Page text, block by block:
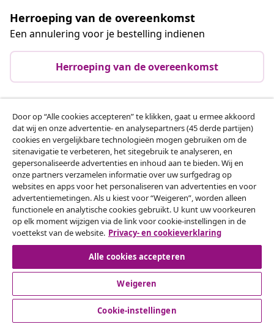
Herroeping van de overeenkomst
Een annulering voor je bestelling indienen
Herroeping van de overeenkomst
Klantenservice
Zakelijk
vidaXL
Ontdek meer
© 2008-2026 vidaXL www.vidaxl.nl is een website van vidaXL
Door op “Alle cookies accepteren” te klikken, gaat u ermee akkoord
dat wij en onze advertentie- en analysepartners (45 derde partijen)
cookies en vergelijkbare technologieën mogen gebruiken om de
sitenavigatie te verbeteren, het sitegebruik te analyseren, en
gepersonaliseerde advertenties en inhoud aan te bieden. Wij en
onze partners verzamelen informatie over uw surfgedrag op
websites en apps voor het personaliseren van advertenties en voor
advertentiemetingen. Als u kiest voor “Weigeren”, worden alleen
functionele en analytische cookies gebruikt. U kunt uw voorkeuren
op elk moment wijzigen via de link voor cookie-instellingen in de
voettekst van de website. Privacy- en cookieverklaring
Alle cookies accepteren
Weigeren
Cookie-instellingen